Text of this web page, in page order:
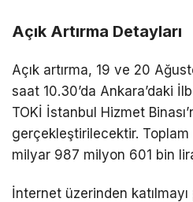
Açık Artırma Detayları
Açık artırma, 19 ve 20
saat 10.30’da Ankara’daki
TOKİ İstanbul Hizmet
gerçekleştirilecektir.
milyar 987 milyon 601 bin
İnternet üzerinden katılmayı